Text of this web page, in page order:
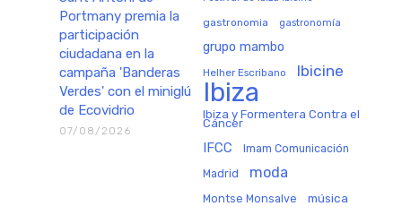
Portmany premia la
participación
ciudadana en la
campaña 'Banderas
Verdes' con el miniglú
de Ecovidrio
07/08/2026
gastronomia gastronomía
grupo mambo
Helher Escribano Ibicine
Ibiza
Ibiza y Formentera Contra el
Cáncer
IFCC Imam Comunicación
Madrid moda
Montse Monsalve música